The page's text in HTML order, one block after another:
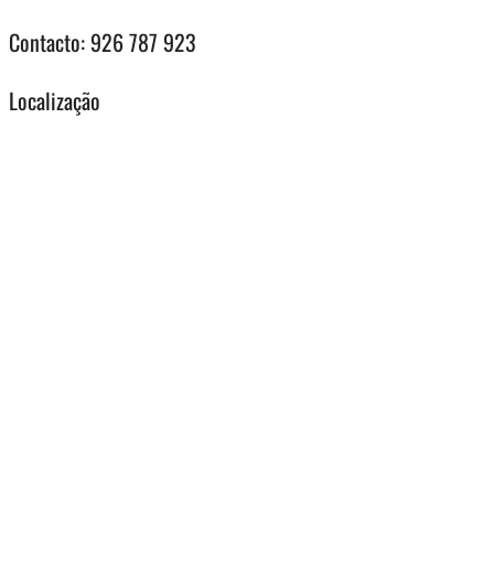
Contacto: 926 787 923
Localização